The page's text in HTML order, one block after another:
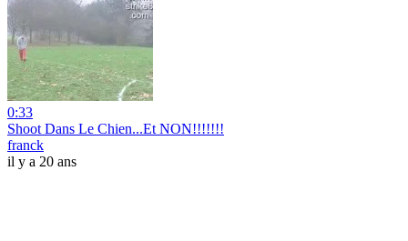
0:33
Shoot Dans Le Chien...Et NON!!!!!!!
franck
il y a 20 ans